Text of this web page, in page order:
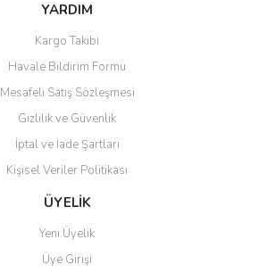
YARDIM
Kargo Takibi
Havale Bildirim Formu
Mesafeli Satış Sözleşmesi
Gizlilik ve Güvenlik
İptal ve İade Şartları
Kişisel Veriler Politikası
ÜYELİK
Yeni Üyelik
Üye Girişi